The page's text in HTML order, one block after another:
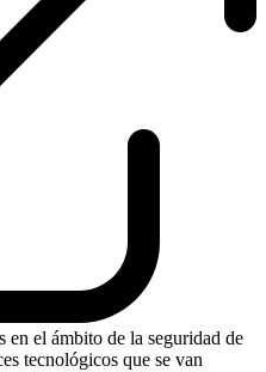
el ámbito de la seguridad de
tecnológicos que se van